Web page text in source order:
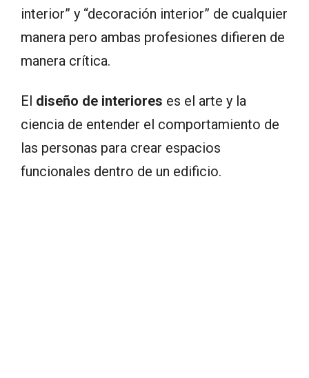
interior” y “decoración interior” de cualquier
manera pero ambas profesiones difieren de
manera crítica.
El diseño de interiores es el arte y la
ciencia de entender el comportamiento de
las personas para crear espacios
funcionales dentro de un edificio.